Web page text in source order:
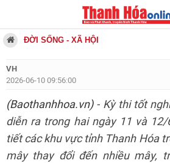
ĐỜI SỐNG - XÃ HỘI
VH
2026-06-10 09:56:00
(Baothanhhoa.vn)- Kỳ thi tốt
diễn ra trong hai ngày 11 và
tiết các khu vực tỉnh Thanh Hóa
mây thay đổi đến nhiều mây,